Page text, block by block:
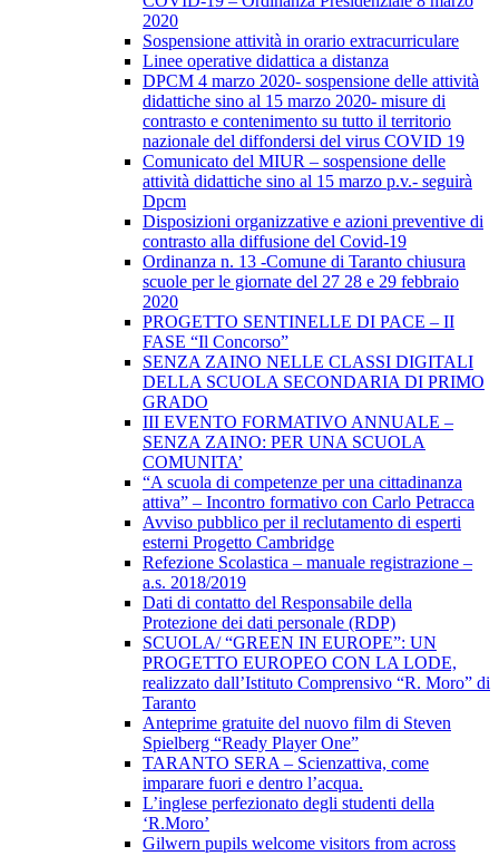
2020
Sospensione attività in orario extracurriculare
Linee operative didattica a distanza
DPCM 4 marzo 2020- sospensione delle attività
didattiche sino al 15 marzo 2020- misure di
contrasto e contenimento su tutto il territorio
nazionale del diffondersi del virus COVID 19
Comunicato del MIUR – sospensione delle
attività didattiche sino al 15 marzo p.v.- seguirà
Dpcm
Disposizioni organizzative e azioni preventive di
contrasto alla diffusione del Covid-19
Ordinanza n. 13 -Comune di Taranto chiusura
scuole per le giornate del 27 28 e 29 febbraio
2020
PROGETTO SENTINELLE DI PACE – II
FASE “Il Concorso”
SENZA ZAINO NELLE CLASSI DIGITALI
DELLA SCUOLA SECONDARIA DI PRIMO
GRADO
III EVENTO FORMATIVO ANNUALE –
SENZA ZAINO: PER UNA SCUOLA
COMUNITA’
“A scuola di competenze per una cittadinanza
attiva” – Incontro formativo con Carlo Petracca
Avviso pubblico per il reclutamento di esperti
esterni Progetto Cambridge
Refezione Scolastica – manuale registrazione –
a.s. 2018/2019
Dati di contatto del Responsabile della
Protezione dei dati personale (RDP)
SCUOLA/ “GREEN IN EUROPE”: UN
PROGETTO EUROPEO CON LA LODE,
realizzato dall’Istituto Comprensivo “R. Moro” di
Taranto
Anteprime gratuite del nuovo film di Steven
Spielberg “Ready Player One”
TARANTO SERA – Scienzattiva, come
imparare fuori e dentro l’acqua.
L’inglese perfezionato degli studenti della
‘R.Moro’
Gilwern pupils welcome visitors from across